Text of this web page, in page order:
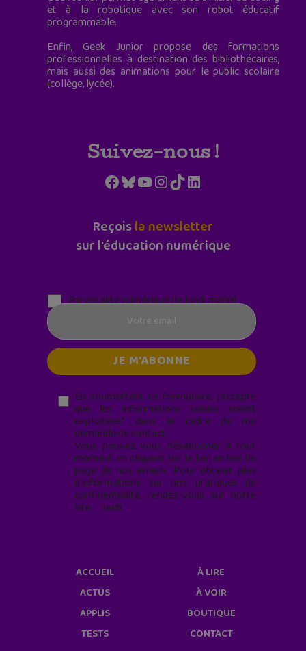
et à la robotique avec son robot éducatif
programmable.
Enfin, Geek Junior propose des formations
professionnelles à destination des bibliothécaires,
mais aussi des animations pour le public scolaire
(collège, lycée).
Suivez-nous !
Facebook
Bluesky
YouTube
Instagram
TikTokLinkedIn
Reçoisla newsletter
sur l'éducation numérique
Parentalité numérique (le lundi matin)
En soumettant ce formulaire, j’accepte
que les informations saisies soient
exploitées* dans le cadre de ma
demande de contact.
Vous pouvez vous désabonner à tout
moment en cliquant sur le lien en bas de
page de nos emails. Pour obtenir plus
d'informations sur nos pratiques de
confidentialité, rendez-vous sur notre
site web
ACCUEIL
ACTUS
APPLIS
TESTS
À LIRE
À VOIR
BOUTIQUE
CONTACT